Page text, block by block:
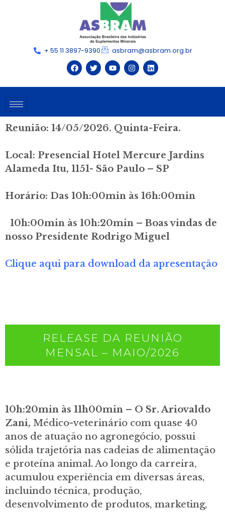
+ 55 11 3897-9390 asbram@asbram.org.br
Reunião: 14/05/2026. Quinta-Feira.
Local: Presencial Hotel Mercure Jardins
Alameda Itu, 1151- São Paulo – SP
Horário: Das 10h:00min às 16h:00min
10h:00min às 10h:20min – Boas vindas de
nosso Presidente Rodrigo Miguel
Clique aqui para download da apresentação
RELEASE DA REUNIÃO
MENSAL – MAIO/2026
10h:20min às 11h00min – O Sr. Ariovaldo
Zani, Médico-veterinário com quase 40
anos de atuação no agronegócio, possui
sólida trajetória nas cadeias de alimentação
e proteína animal. Ao longo da carreira,
acumulou experiência em diversas áreas,
incluindo técnica, produção,
desenvolvimento de produtos, marketing,